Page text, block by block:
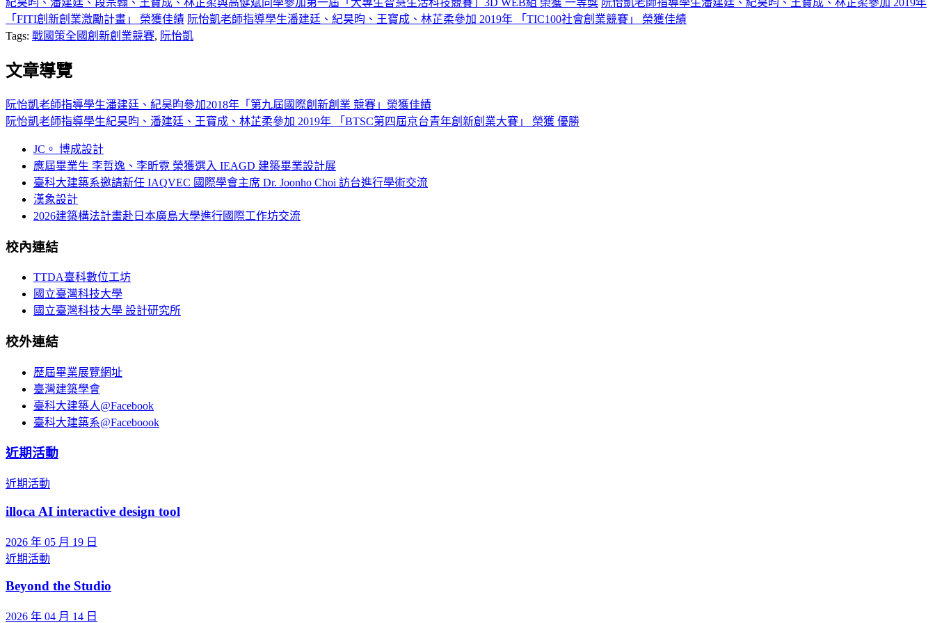
紀昊昀、潘建廷、段宗翰、王寶成、林芷柔與高健斌同學參加第一屆「大專生智慧生活科技競賽」3D WEB組 榮獲 一等獎 阮怡凱老師指導學生潘建廷、紀昊昀、王寶成、林芷柔參加 2019年
「FITI創新創業激勵計畫」 榮獲佳績 阮怡凱老師指導學生潘建廷、紀昊昀、王寶成、林芷柔參加 2019年 「TIC100社會創業競賽」 榮獲佳績
Tags: 戰國策全國創新創業競賽, 阮怡凱
文章導覽
阮怡凱老師指導學生潘建廷、紀昊昀參加2018年「第九屆國際創新創業 競賽」榮獲佳績
阮怡凱老師指導學生紀昊昀、潘建廷、王寶成、林芷柔參加 2019年 「BTSC第四屆京台青年創新創業大賽」 榮獲 優勝
JC。 博成設計
應屆畢業生 李哲逸、李昕霓 榮獲選入 IEAGD 建築畢業設計展
臺科大建築系邀請新任 IAQVEC 國際學會主席 Dr. Joonho Choi 訪台進行學術交流
漢象設計
2026建築構法計畫赴日本廣島大學進行國際工作坊交流
校內連結
TTDA臺科數位工坊
國立臺灣科技大學
國立臺灣科技大學 設計研究所
校外連結
歷屆畢業展覽網址
臺灣建築學會
臺科大建築人@Facebook
臺科大建築系@Faceboook
近期活動
近期活動
illoca AI interactive design tool
2026 年 05 月 19 日
近期活動
Beyond the Studio
2026 年 04 月 14 日